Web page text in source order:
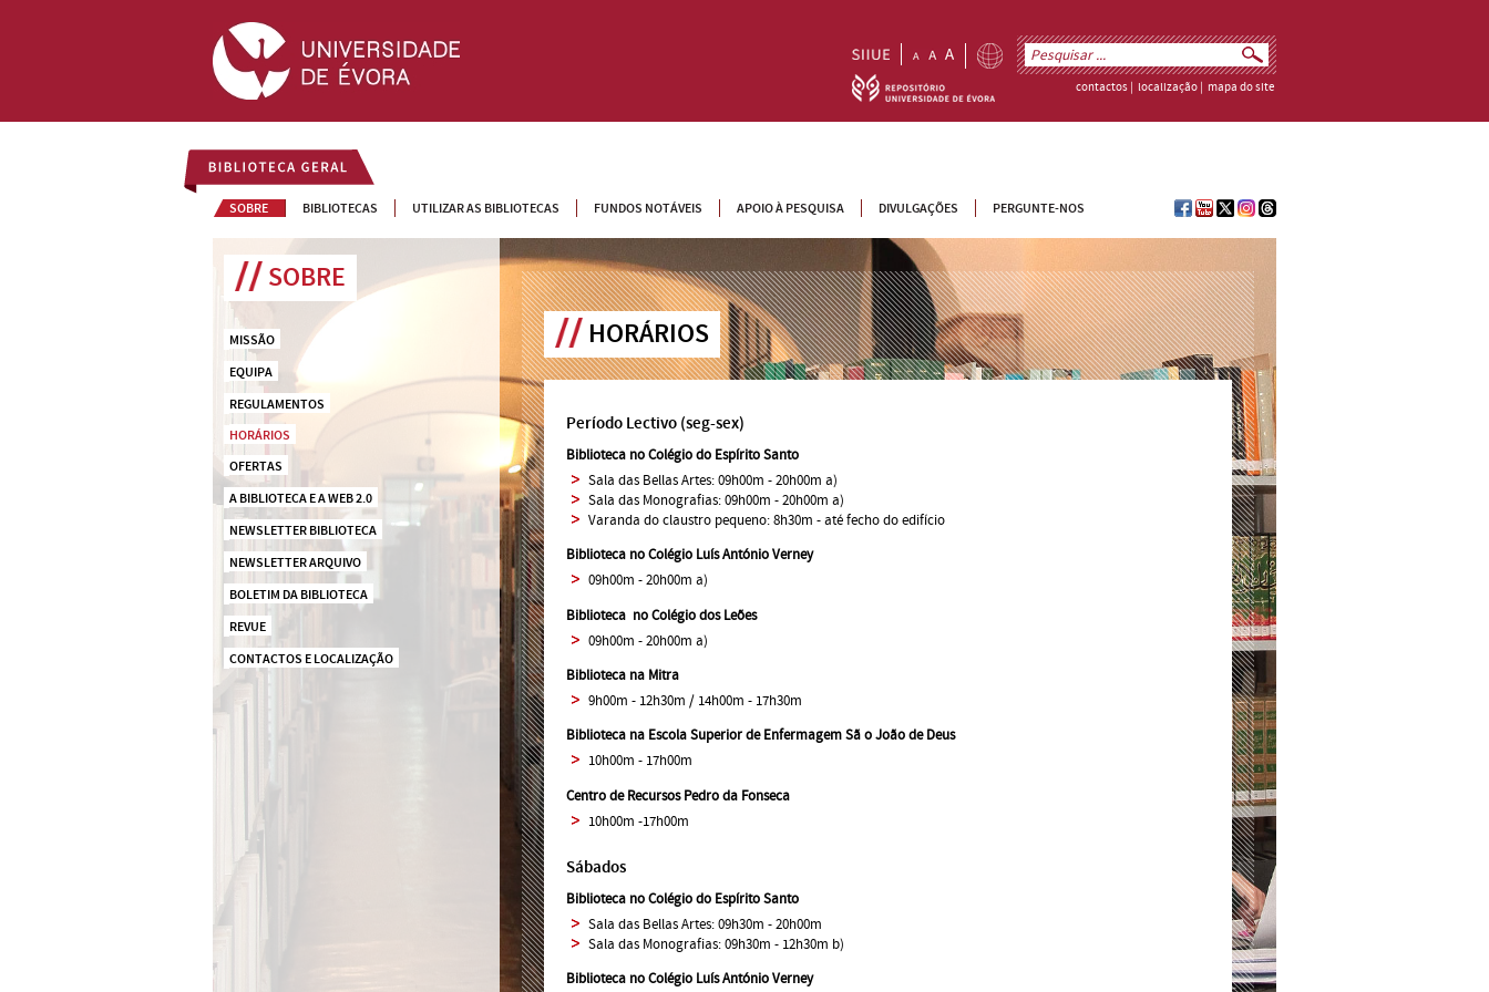
contactos localização mapa do site
BIBLIOTECA GERAL
SOBRE BIBLIOTECAS UTILIZAR AS BIBLIOTECAS FUNDOS NOTÁVEIS APOIO À PESQUISA DIVULGAÇÕES PERGUNTE-NOS
SOBRE
MISSÃO
EQUIPA
REGULAMENTOS
HORÁRIOS
OFERTAS
A BIBLIOTECA E A WEB 2.0
NEWSLETTER BIBLIOTECA
NEWSLETTER ARQUIVO
BOLETIM DA BIBLIOTECA
REVUE
CONTACTOS E LOCALIZAÇÃO
HORÁRIOS
Período Lectivo (seg-sex)
Biblioteca no Colégio do Espírito Santo
Sala das Bellas Artes: 09h00m - 20h00m a)
Sala das Monografias: 09h00m - 20h00m a)
Varanda do claustro pequeno: 8h30m - até fecho do edifício
Biblioteca no Colégio Luís António Verney
09h00m - 20h00m a)
Biblioteca noColégio dos Leões
09h00m - 20h00m a)
Biblioteca na Mitra
9h00m - 12h30m / 14h00m - 17h30m
Biblioteca na Escola Superior de Enfermagem São João de Deus
10h00m - 17h00m
Centro de Recursos Pedro da Fonseca
10h00m -17h00m
Sábados
Biblioteca no Colégio do Espírito Santo
Sala das Bellas Artes: 09h30m - 20h00m
Sala das Monografias: 09h30m - 12h30m b)
Biblioteca no Colégio Luís António Verney